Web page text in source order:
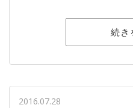
続き
2016.07.28